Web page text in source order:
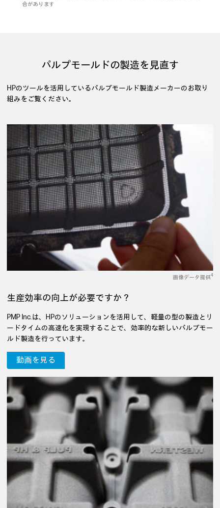
合があります
パルプモールドの製造を見直す
HPのツールを活用しているパルプモールド製造メーカーのお取り
組みをご覧ください。
画像データ提供4
生産効率の向上が必要ですか？
PMP Inc.は、HPのソリューションを活用して、軽量の型の製造とリ
ードタイムの高速化を実現することで、効率的な新しいパルプモー
ルド製造を行っています。
動画を見る